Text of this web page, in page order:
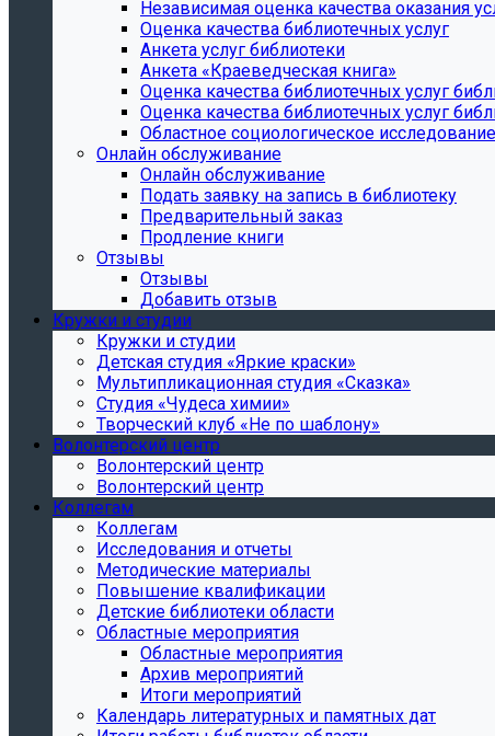
Независимая оценка качества оказания
Оценка качества библиотечных услуг
Анкета услуг библиотеки
Анкета «Краеведческая книга»
Oценка качества библиотечных услуг
Oценка качества библиотечных услуг
Областное социологическое
Онлайн обслуживание
Онлайн обслуживание
Подать заявку на запись в библиотеку
Предварительный заказ
Продление книги
Отзывы
Отзывы
Добавить отзыв
Кружки и студии
Кружки и студии
Детская студия «Яркие краски»
Мультипликационная студия «Сказка»
Студия «Чудеса химии»
Творческий клуб «Не по шаблону»
Волонтерский центр
Волонтерский центр
Волонтерский центр
Коллегам
Коллегам
Исследования и отчеты
Методические материалы
Повышение квалификации
Детские библиотеки области
Областные мероприятия
Областные мероприятия
Архив мероприятий
Итоги мероприятий
Календарь литературных и памятных дат